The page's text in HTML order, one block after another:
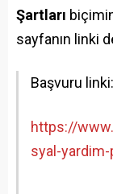
Şartları
sayfanın linki
Başvuru linki:
https://
syal-